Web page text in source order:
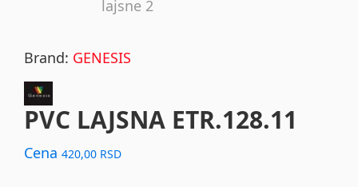
Brand: GENESIS
PVC LAJSNA ETR.128.11
Cena 420,00 RSD